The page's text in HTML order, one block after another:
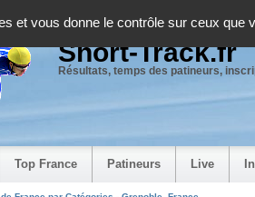
et vous donne le contrôle sur ceux que
Short-Track.fr
Résultats, temps des patineurs,
Top France Patineurs Live